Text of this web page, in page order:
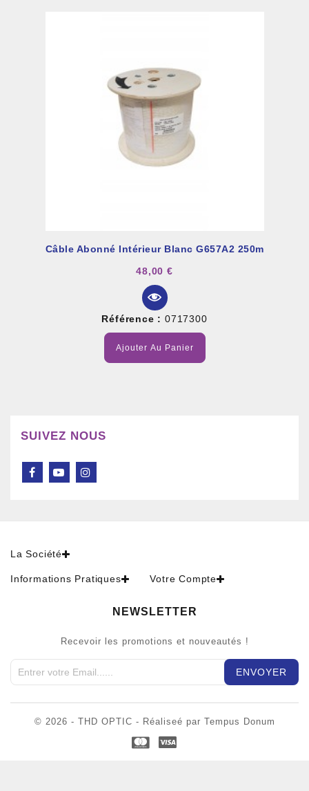
Câble Abonné Intérieur Blanc G657A2 250m
48,00 €
Référence : 0717300
Ajouter Au Panier
SUIVEZ NOUS
La Société
Informations Pratiques Votre Compte
NEWSLETTER
Recevoir les promotions et nouveautés !
© 2026 - THD OPTIC - Réaliseé par Tempus Donum